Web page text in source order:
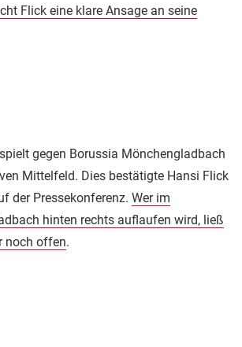
Flick eine klare Ansage an seine
gegen Borussia Mönchengladbach
Mittelfeld. Dies bestätigte Hansi Flick
der Pressekonferenz. Wer im
hinten rechts auflaufen wird, ließ
noch offen.